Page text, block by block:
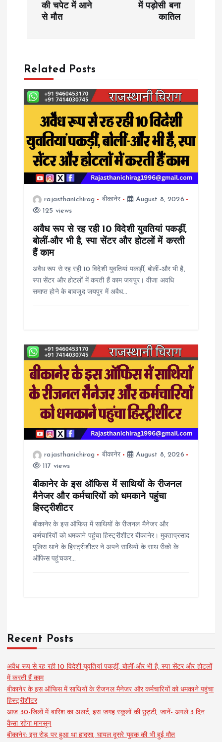
a
v
g
a
की चपेट में आने
से मौत
में पड़ोसी बना
कातिल
Related Posts
rajasthanichirag बीकानेर
August 8, 2026
125 views
अवैध रूप से रह रही 10 विदेशी युवतियां पकड़ीं,
बोलीं-और भी है, स्पा सेंटर और होटलों में करती
हैं काम
अवैध रूप से रह रही 10 विदेशी युवतियां पकड़ीं, बोलीं-और भी है,
स्पा सेंटर और होटलों में करती हैं काम जयपुर। वीजा अवधि
समाप्त होने के बावजूद जयपुर में अवैध…
rajasthanichirag बीकानेर
August 8, 2026
117 views
बीकानेर के इस ऑफिस में साथियों के रीजनल
मैनेजर और कर्मचारियों को धमकाने पहुंचा
हिस्ट्रीशीटर
बीकानेर के इस ऑफिस में साथियों के रीजनल मैनेजर और
कर्मचारियों को धमकाने पहुंचा हिस्ट्रीशीटर बीकानेर। मुक्ताप्रसाद
पुलिस थाने के हिस्ट्रीशीटर ने अपने साथियों के साथ रीको के
ऑफिस पहुंचकर…
Recent Posts
अवैध रूप से रह रही 10 विदेशी युवतियां पकड़ीं, बोलीं-और भी है, स्पा सेंटर और होटलों
में करती हैं काम
बीकानेर के इस ऑफिस में साथियों के रीजनल मैनेजर और कर्मचारियों को धमकाने पहुंचा
हिस्ट्रीशीटर
आज 30-जिलों में बारिश का अलर्ट, इस जगह स्कूलों की छुट्टी, जानें- अगले 3 दिन
कैसा रहेगा मानसून
बीकानेर: इस रोड़ पर हुआ था हादसा, घायल दूसरे युवक की भी हुई मौत